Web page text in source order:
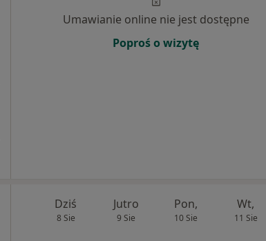
Umawianie online nie jest dostępne
Poproś o wizytę
Dziś
8 Sie
Jutro
9 Sie
Pon,
10 Sie
Wt,
11 Sie